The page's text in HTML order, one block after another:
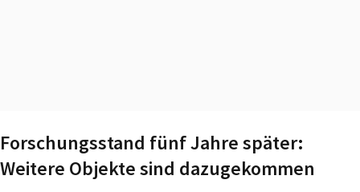
Forschungsstand fünf Jahre später:
Weitere Objekte sind dazugekommen